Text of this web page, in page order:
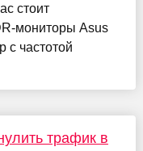
стоит
мониторы Asus
с частотой
трафик в